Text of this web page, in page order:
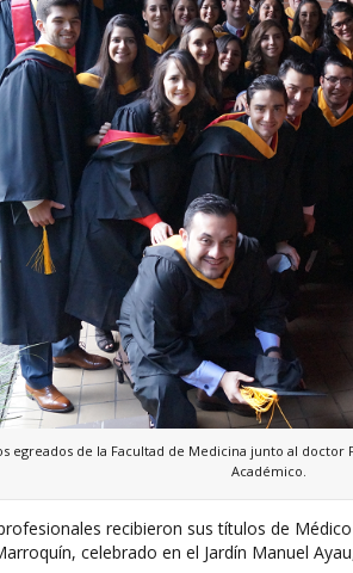
egreados de la Facultad de Medicina junto al
Académico.
recibieron sus títulos de
celebrado en el Jardín Manuel